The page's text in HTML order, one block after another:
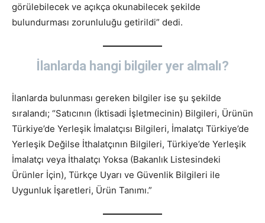
görülebilecek ve açıkça okunabilecek şekilde
bulundurması zorunluluğu getirildi” dedi.
İlanlarda hangi bilgiler yer almalı?
İlanlarda bulunması gereken bilgiler ise şu şekilde
sıralandı; “Satıcının (İktisadi İşletmecinin) Bilgileri, Ürünün
Türkiye’de Yerleşik İmalatçısı Bilgileri, İmalatçı Türkiye’de
Yerleşik Değilse İthalatçının Bilgileri, Türkiye’de Yerleşik
İmalatçı veya İthalatçı Yoksa (Bakanlık Listesindeki
Ürünler İçin), Türkçe Uyarı ve Güvenlik Bilgileri ile
Uygunluk İşaretleri, Ürün Tanımı.”